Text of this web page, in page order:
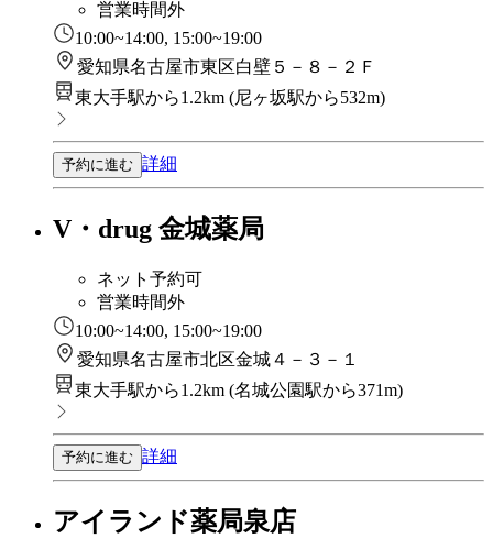
営業時間外
10:00~14:00, 15:00~19:00
愛知県名古屋市東区白壁５－８－２Ｆ
東大手駅から1.2km (尼ヶ坂駅から532m)
予約に進む 詳細
V・drug 金城薬局
ネット予約可
営業時間外
10:00~14:00, 15:00~19:00
愛知県名古屋市北区金城４－３－１
東大手駅から1.2km (名城公園駅から371m)
予約に進む 詳細
アイランド薬局泉店